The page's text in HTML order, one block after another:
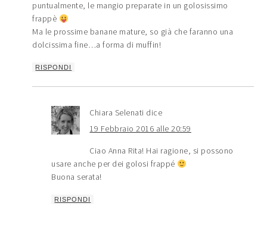
puntualmente, le mangio preparate in un golosissimo
frappè
Ma le prossime banane mature, so già che faranno una
dolcissima fine…a forma di muffin!
RISPONDI
Chiara Selenati dice
19 Febbraio 2016 alle 20:59
Ciao Anna Rita! Hai ragione, si possono
usare anche per dei golosi frappé
Buona serata!
RISPONDI